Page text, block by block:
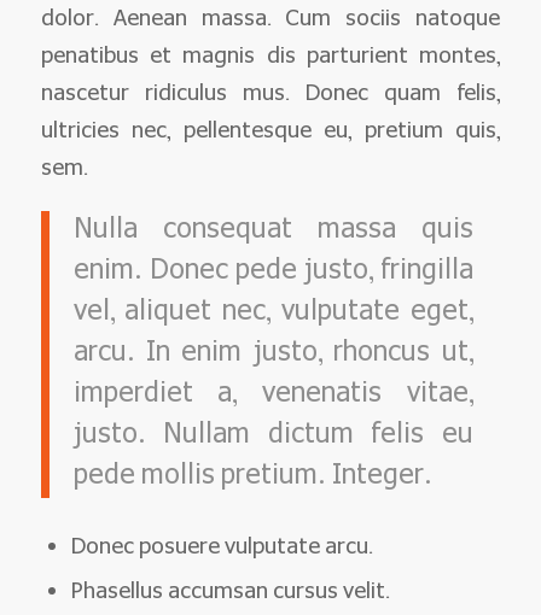
dolor. Aenean massa. Cum sociis natoque
penatibus et magnis dis parturient montes,
nascetur ridiculus mus. Donec quam felis,
ultricies nec, pellentesque eu, pretium quis,
sem.
Nulla consequat massa quis
enim. Donec pede justo, fringilla
vel, aliquet nec, vulputate eget,
arcu. In enim justo, rhoncus ut,
imperdiet a, venenatis vitae,
justo. Nullam dictum felis eu
pede mollis pretium. Integer.
Donec posuere vulputate arcu.
Phasellus accumsan cursus velit.